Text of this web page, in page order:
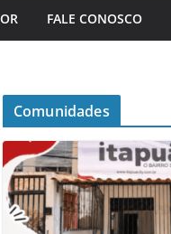
FALE CONOSCO
Comunidades